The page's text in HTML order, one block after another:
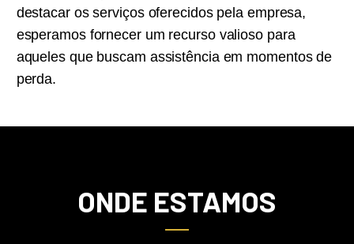
destacar os serviços oferecidos pela empresa,
esperamos fornecer um recurso valioso para
aqueles que buscam assistência em momentos de
perda.
ONDE ESTAMOS